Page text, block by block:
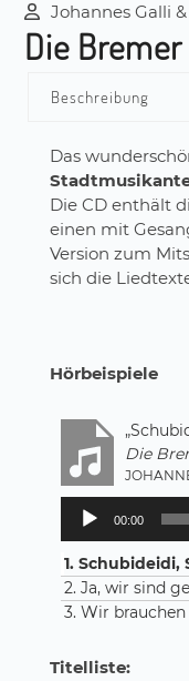
Johannes Galli
Die
Beschreibung
Das
Die CD enthält
einen mit
Version zum
sich die
Hörbeispiele
Die
Audio-
Player
00:00
1. Schubideidi,
2. Ja, wir sind
Titelliste: